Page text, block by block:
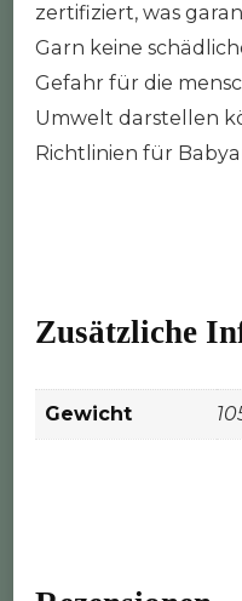
zertifiziert, was
Garn keine
Gefahr für die
Umwelt darstellen
Richtlinien für
Zusätzliche
Gewicht